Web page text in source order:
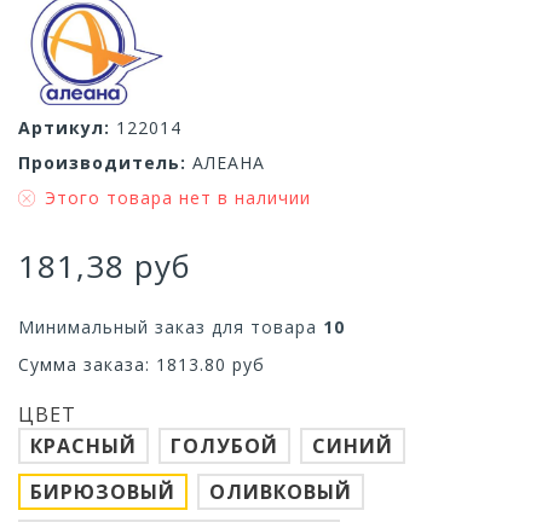
Артикул: 122014
Производитель: АЛЕАНА
Этого товара нет в наличии
181,38 руб
Минимальный заказ для товара 10
Сумма заказа: 1813.80 руб
ЦВЕТ
КРАСНЫЙ
ГОЛУБОЙ
СИНИЙ
БИРЮЗОВЫЙ
ОЛИВКОВЫЙ